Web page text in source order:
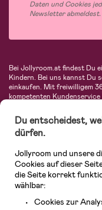
Daten und Cookies
Newsletter abmeldest.
Bei Jollyroom.at findest Du
Kindern. Bei uns kannst Du
einkaufen. Mit freiwilligem
kompetenten
Autositze, Kinder- und
fantastischer
vieles mehr. Wir haben
Avent, Jack Wolfskin,
unserem vielfältigen
Du entscheidest,
dürfen.
Jollyroom und unsere
Cookies auf dieser
die Seite korrekt
wählbar:
Cookies zur